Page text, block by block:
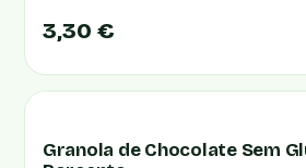
3,30 €
Granola de Chocolate Sem